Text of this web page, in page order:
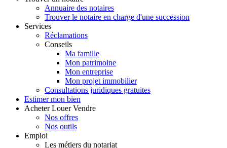
Annuaire des notaires
Trouver le notaire en charge d'une succession
Services
Réclamations
Conseils
Ma famille
Mon patrimoine
Mon entreprise
Mon projet immobilier
Consultations juridiques gratuites
Estimer mon bien
Acheter Louer Vendre
Nos offres
Nos outils
Emploi
Les métiers du notariat